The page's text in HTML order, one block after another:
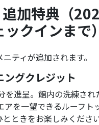
加特典（
クインまで）
ティが追加されます。
グクレジット
を進呈。館内の洗練され
アを一望できるルーフト
ときをお楽しみくださ